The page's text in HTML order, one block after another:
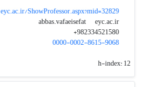
eyc.ac.ir/ShowProfessor.aspx?mid=32829
abbas.vafaeisefat
eyc.ac.ir
982334521580+
0000-0002-8615-9068
h-index:12